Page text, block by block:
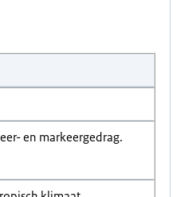
en markeergedrag.